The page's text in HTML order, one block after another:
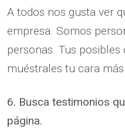
A todos nos gusta ver
empresa. Somos
personas. Tus
muéstrales tu cara
6. Busca testimonios
página.